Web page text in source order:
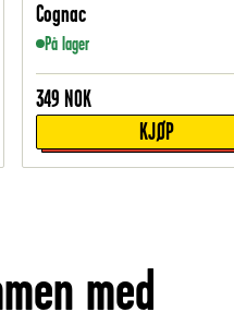
Cognac
På lager
349 NOK
KJØP
med